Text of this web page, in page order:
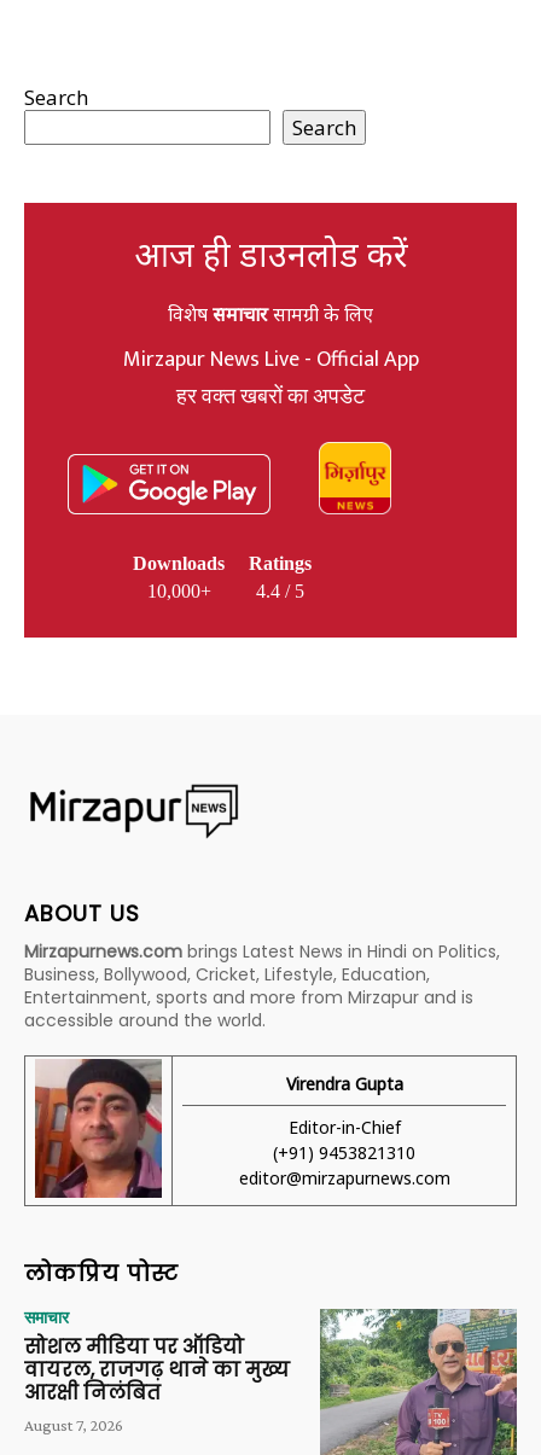
Search
Search
आज ही डाउनलोड करें
विशेषसमाचारसामग्री के लिए
Mirzapur News Live - Official App
हर वक्त खबरों का अपडेट
Downloads
10,000+
Ratings
4.4 / 5
ABOUT US
Mirzapurnews.com brings Latest News in Hindi on Politics,
Business, Bollywood, Cricket, Lifestyle, Education,
Entertainment, sports and more from Mirzapur and is
accessible around the world.
Virendra Gupta
Editor-in-Chief
(+91) 9453821310
editor@mirzapurnews.com
लोकप्रिय पोस्ट
समाचार
सोशल मीडिया पर ऑडियो
वायरल, राजगढ़ थाने का मुख्य
आरक्षी निलंबित
August 7, 2026